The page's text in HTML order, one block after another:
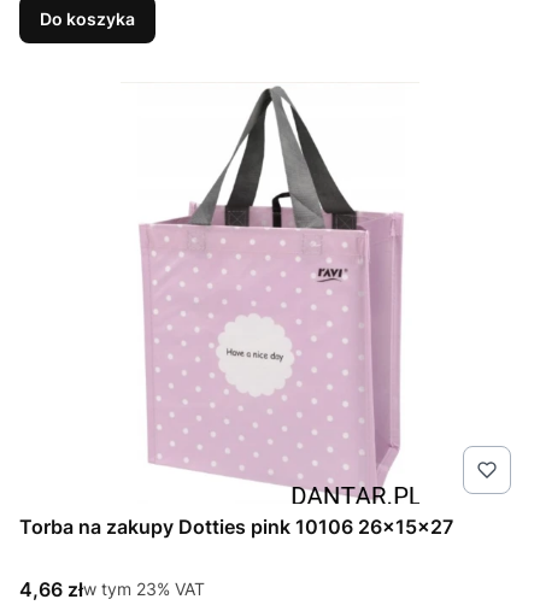
Do koszyka
Torba na zakupy Dotties pink 10106 26x15x27
Cena brutto
4,66 złw tym %s VAT
w tym 23% VAT